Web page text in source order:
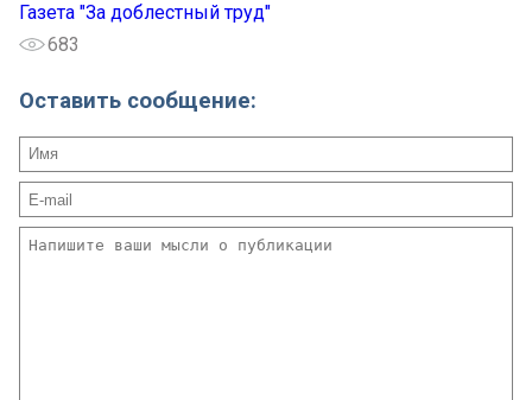
Газета "За доблестный труд"
683
Оставить сообщение: